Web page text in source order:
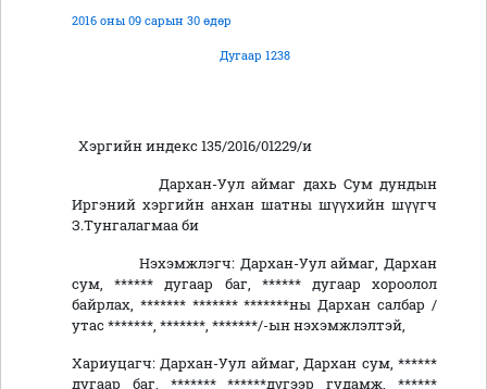
2016 оны 09 сарын 30 өдөр
Дугаар 1238
Хэргийн индекс 135/2016/01229/и
Дархан-Уул аймаг дахь Сум дундын
Иргэний хэргийн анхан шатны шүүхийн шүүгч
З.Тунгалагмаа би
Нэхэмжлэгч: Дархан-Уул аймаг, Дархан
сум, ****** дугаар баг, ****** дугаар хороолол
байрлах, ******* ******* *******ны Дархан салбар /
утас *******, *******, *******/-ын нэхэмжлэлтэй,
Хариуцагч: Дархан-Уул аймаг, Дархан сум, ******
дугаар баг, ******* ******дүгээр гудамж, ******